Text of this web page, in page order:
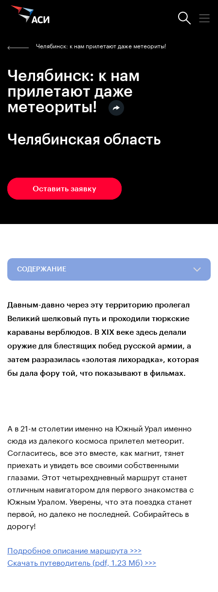
Челябинск: к нам прилетают даже метеориты!
Челябинск: к нам
прилетают даже
метеориты!
Челябинская область
Оставить заявку
СОДЕРЖАНИЕ
Давным-давно через эту территорию пролегал
Великий шелковый путь и проходили тюркские
караваны верблюдов. В XIX веке здесь делали
оружие для блестящих побед русской армии, а
затем разразилась «золотая лихорадка», которая
бы дала фору той, что показывают в фильмах.
А в 21-м столетии именно на Южный Урал именно
сюда из далекого космоса прилетел метеорит.
Согласитесь, все это вместе, как магнит, тянет
приехать и увидеть все своими собственными
глазами. Этот четырехдневный маршрут станет
отличным навигатором для первого знакомства с
Южным Уралом. Уверены, что эта поездка станет
первой, но далеко не последней. Собирайтесь в
дорогу!
Подробное описание маршрута >>>
Скачать путеводитель (pdf, 1.23 Мб) >>>